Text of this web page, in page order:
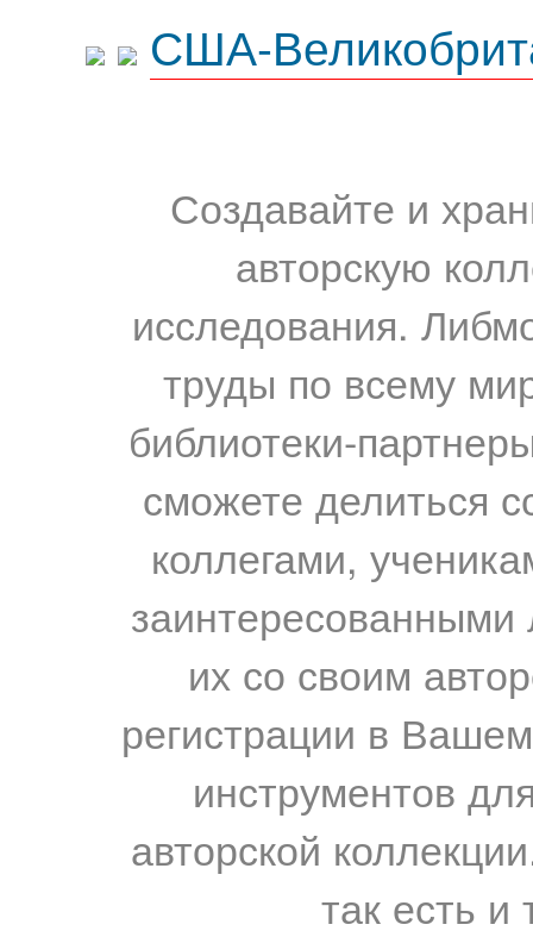
США-
Создавайте и
авторскую
исследования.
труды по всему
библиотеки-
сможете делиться
коллегами,
их со своим
регистрации в
инструментов
авторской
так есть и